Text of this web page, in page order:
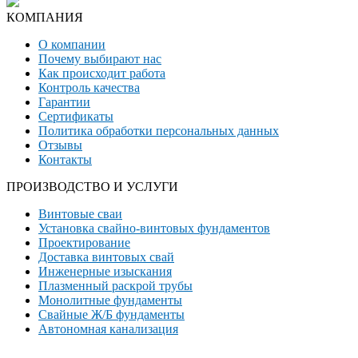
КОМПАНИЯ
О компании
Почему выбирают нас
Как происходит работа
Контроль качества
Гарантии
Сертификаты
Политика обработки персональных данных
Отзывы
Контакты
ПРОИЗВОДСТВО И УСЛУГИ
Винтовые сваи
Установка свайно-винтовых фундаментов
Проектирование
Доставка винтовых свай
Инженерные изыскания
Плазменный раскрой трубы
Монолитные фундаменты
Свайные Ж/Б фундаменты
Автономная канализация